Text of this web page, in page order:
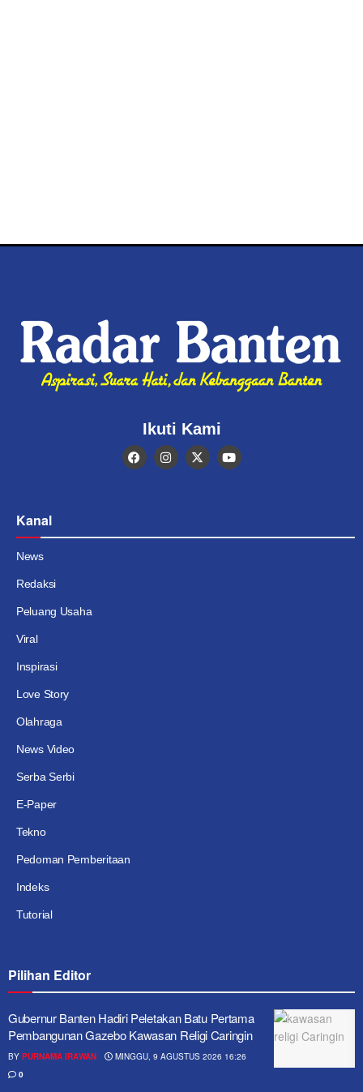
Ikuti Kami
Kanal
News
Redaksi
Peluang Usaha
Viral
Inspirasi
Love Story
Olahraga
News Video
Serba Serbi
E-Paper
Tekno
Pedoman Pemberitaan
Indeks
Tutorial
Pilihan Editor
Gubernur Banten Hadiri Peletakan Batu Pertama
Pembangunan Gazebo Kawasan Religi Caringin
BY PURNAMA IRAWAN
MINGGU, 9 AGUSTUS 2026 16:26
0